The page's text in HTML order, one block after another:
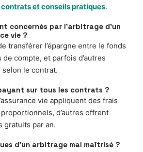
et conseils pratiques.
concernés par l’arbitrage d’un
vie ?
transférer l’épargne entre le fonds
compte, et parfois d’autres
le contrat.
sur tous les contrats ?
vie appliquent des frais
d’autres offrent
gratuits par an.
d’un arbitrage mal maîtrisé ?